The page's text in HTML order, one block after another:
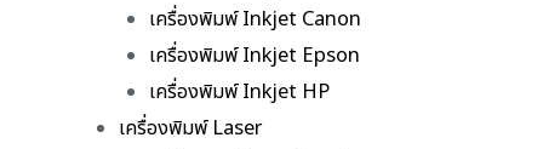
เครื่องพิมพ์ Inkjet Canon
เครื่องพิมพ์ Inkjet Epson
เครื่องพิมพ์ Inkjet HP
เครื่องพิมพ์ Laser